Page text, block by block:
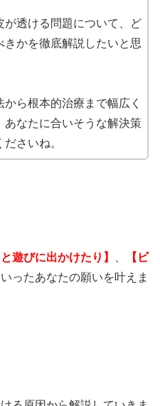
が透ける問題について、ど
きかを徹底解説したいと思
ら根本的治療まで幅広く
あなたに合いそうな解決策
さいね。
遊びに出かけたり】
【ビ
ったあなたの願いを叶えま